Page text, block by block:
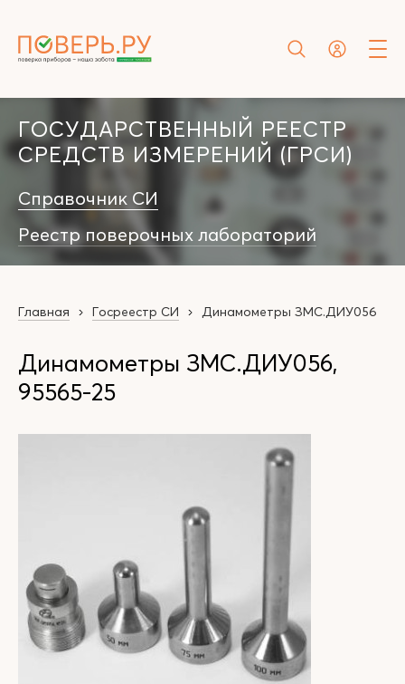
ГОСУДАРСТВЕННЫЙ РЕЕСТР
СРЕДСТВ ИЗМЕРЕНИЙ (ГРСИ)
Справочник СИ
Реестр поверочных лабораторий
Главная Госреестр СИ Динамометры ЗМС.ДИУ056
Динамометры ЗМС.ДИУ056,
95565-25